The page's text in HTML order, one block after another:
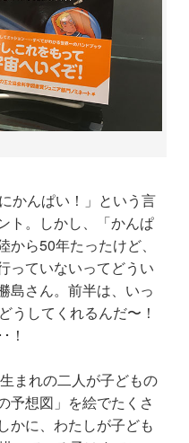
かんぱい！」という言
ト。しかし、「かんぱ
から50年たったけど、
っていないってどうい
島さん。前半は、いっ
うしてくれるんだ〜！
！
まれの二人が子どもの
予想図」を絵でたくさ
かに、わたしが子ども